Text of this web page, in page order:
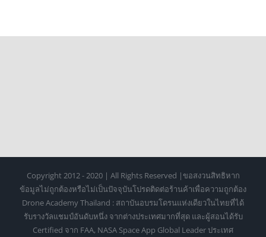
Copyright 2012 - 2020 | All Rights Reserved |ขอสงวนสิทธิหาก
ข้อมูลไม่ถูกต้องหรือไม่เป็นปัจจุบันโปรดติดต่อร้านค้าเพื่อความถูกต้อง
Drone Academy Thailand : สถาบันอบรมโดรนแห่งเดียวในไทยที่ได้
รับรางวัลแชมป์อันดับหนึ่ง จากต่างประเทศมากที่สุด และผู้สอนได้รับ
Certified จาก FAA, NASA Space App Global Leader ประเทศ